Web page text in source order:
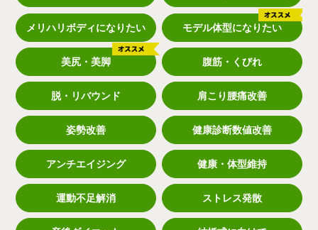
メリハリボディになりたい モデル体型になりたい
美尻・美脚 腹筋・くびれ
脱・リバウンド 肩こり腰痛改善
姿勢改善 健康診断数値改善
アンチエイジング 健康・体型維持
運動不足解消 ストレス発散